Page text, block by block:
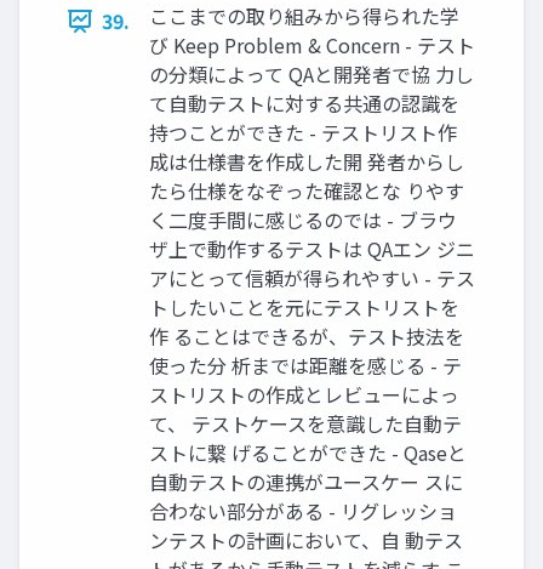
39.
ここまでの取り組みから得られた学
び Keep Problem & Concern - テスト
の分類によって QAと開発者で協 力し
て自動テストに対する共通の認識を
持つことができた - テストリスト作
成は仕様書を作成した開 発者からし
たら仕様をなぞった確認とな りやす
く二度手間に感じるのでは - ブラウ
ザ上で動作するテストは QAエン ジニ
アにとって信頼が得られやすい - テス
トしたいことを元にテストリストを
作 ることはできるが、テスト技法を
使った分 析までは距離を感じる - テ
ストリストの作成とレビューによっ
て、 テストケースを意識した自動テ
ストに繋 げることができた - Qaseと
自動テストの連携がユースケー スに
合わない部分がある - リグレッショ
ンテストの計画において、自 動テス